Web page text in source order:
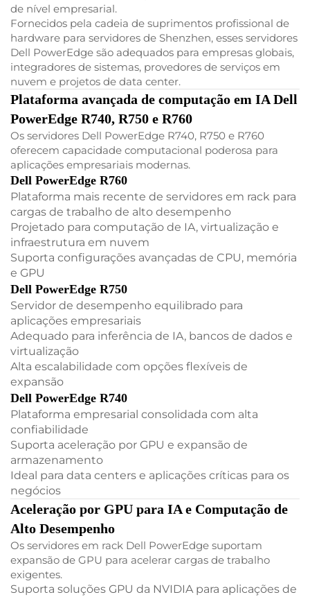
de nível empresarial.
Fornecidos pela cadeia de suprimentos profissional de
hardware para servidores de Shenzhen, esses servidores
Dell PowerEdge são adequados para empresas globais,
integradores de sistemas, provedores de serviços em
nuvem e projetos de data center.
Plataforma avançada de computação em IA Dell
PowerEdge R740, R750 e R760
Os servidores Dell PowerEdge R740, R750 e R760
oferecem capacidade computacional poderosa para
aplicações empresariais modernas.
Dell PowerEdge R760
Plataforma mais recente de servidores em rack para
cargas de trabalho de alto desempenho
Projetado para computação de IA, virtualização e
infraestrutura em nuvem
Suporta configurações avançadas de CPU, memória
e GPU
Dell PowerEdge R750
Servidor de desempenho equilibrado para
aplicações empresariais
Adequado para inferência de IA, bancos de dados e
virtualização
Alta escalabilidade com opções flexíveis de
expansão
Dell PowerEdge R740
Plataforma empresarial consolidada com alta
confiabilidade
Suporta aceleração por GPU e expansão de
armazenamento
Ideal para data centers e aplicações críticas para os
negócios
Aceleração por GPU para IA e Computação de
Alto Desempenho
Os servidores em rack Dell PowerEdge suportam
expansão de GPU para acelerar cargas de trabalho
exigentes.
Suporta soluções GPU da NVIDIA para aplicações de